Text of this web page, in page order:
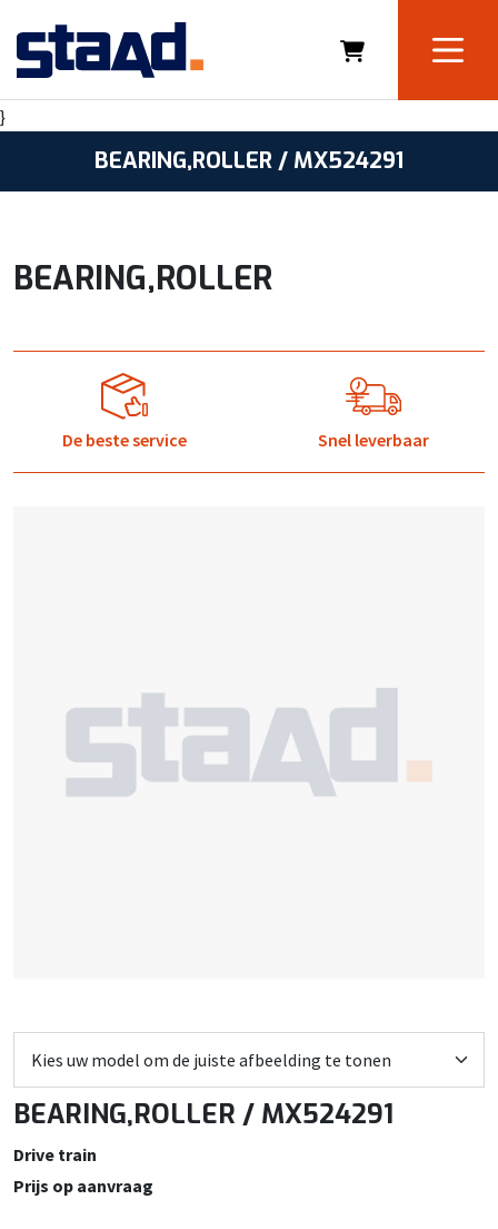
}
BEARING,ROLLER / MX524291
BEARING,ROLLER
De beste service Snel leverbaar
BEARING,ROLLER / MX524291
Drive train
Prijs op aanvraag